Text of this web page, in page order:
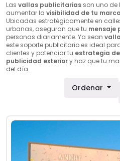
Las vallas publicitarias son uno
aumentar la visibilidad de tu marca
Ubicadas estratégicamente en
urbanas, aseguran que tu mensaje
personas diariamente. Ya sean
este soporte publicitario es ideal
clientes y potenciar tu estrategia
publicidad exteriory haz que tu
del día.
Ordenar